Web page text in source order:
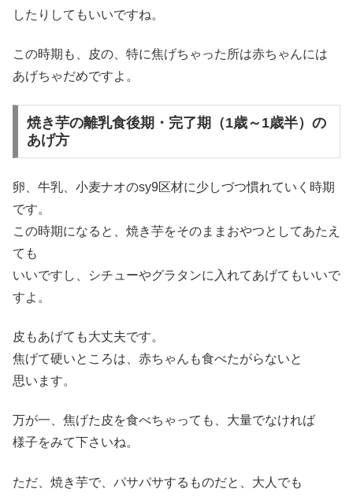
したりしてもいいですね。
この時期も、皮の、特に焦げちゃった所は赤ちゃんには
あげちゃだめですよ。
焼き芋の離乳食後期・完了期（1歳～1歳半）の
あげ方
卵、牛乳、小麦ナオのsy9区材に少しづつ慣れていく時期
です。
この時期になると、焼き芋をそのままおやつとしてあたえ
ても
いいですし、シチューやグラタンに入れてあげてもいいで
すよ。
皮もあげても大丈夫です。
焦げて硬いところは、赤ちゃんも食べたがらないと
思います。
万が一、焦げた皮を食べちゃっても、大量でなければ
様子をみて下さいね。
ただ、焼き芋で、パサパサするものだと、大人でも